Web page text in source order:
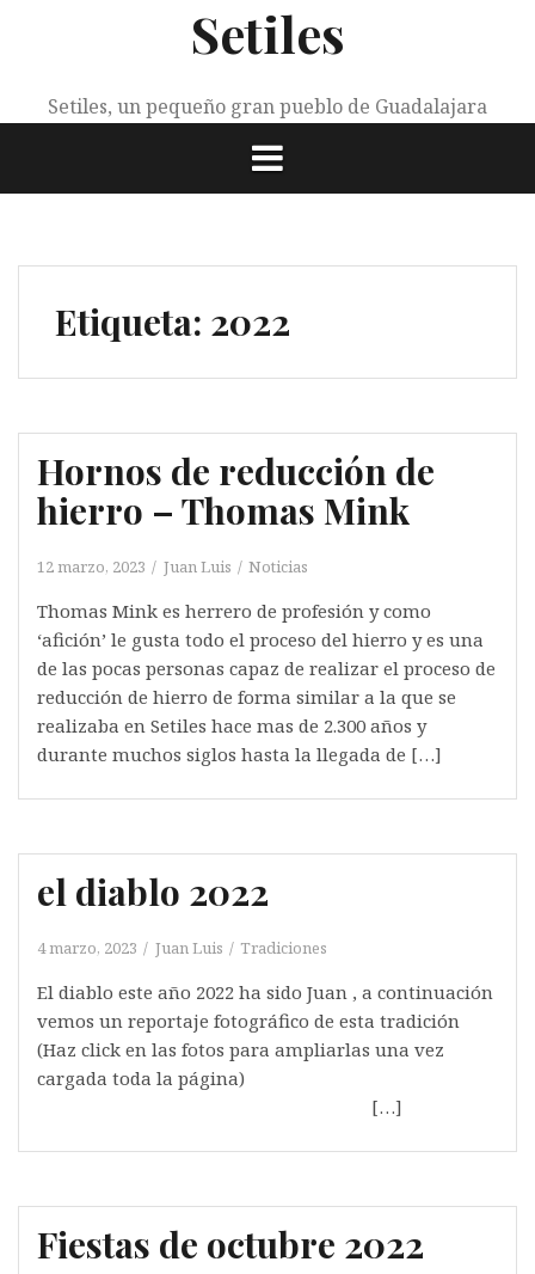
Setiles
Setiles, un pequeño gran pueblo de Guadalajara
Etiqueta: 2022
Hornos de reducción de
hierro – Thomas Mink
12 marzo, 2023 Juan Luis Noticias
Thomas Mink es herrero de profesión y como
‘afición’ le gusta todo el proceso del hierro y es una
de las pocas personas capaz de realizar el proceso de
reducción de hierro de forma similar a la que se
realizaba en Setiles hace mas de 2.300 años y
durante muchos siglos hasta la llegada de […]
el diablo 2022
4 marzo, 2023 Juan Luis Tradiciones
El diablo este año 2022 ha sido Juan , a continuación
vemos un reportaje fotográfico de esta tradición
(Haz click en las fotos para ampliarlas una vez
cargada toda la página)
[…]
Fiestas de octubre 2022